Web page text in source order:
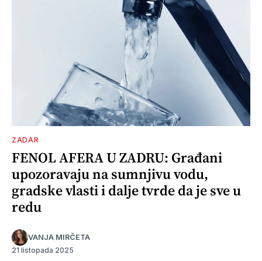
ZADAR
FENOL AFERA U ZADRU: Građani
upozoravaju na sumnjivu vodu,
gradske vlasti i dalje tvrde da je sve u
redu
VANJA MIRČETA
21 listopada 2025